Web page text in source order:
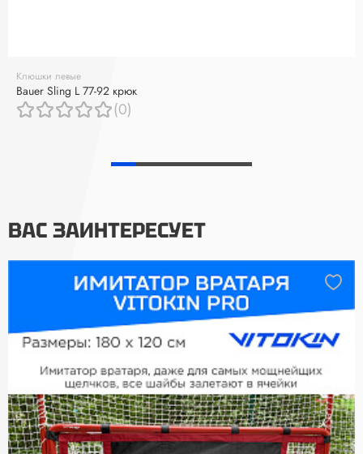
Клюшки левые
Bauer Sling L 77-92 крюк
(0)
ВАС ЗАИНТЕРЕСУЕТ